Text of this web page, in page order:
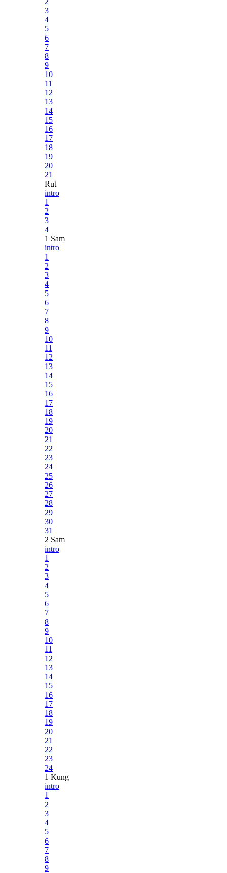
3
4
5
6
7
8
9
10
11
12
13
14
15
16
17
18
19
20
21
Rut
intro
1
2
3
4
1 Sam
intro
1
2
3
4
5
6
7
8
9
10
11
12
13
14
15
16
17
18
19
20
21
22
23
24
25
26
27
28
29
30
31
2 Sam
intro
1
2
3
4
5
6
7
8
9
10
11
12
13
14
15
16
17
18
19
20
21
22
23
24
1 Kung
intro
1
2
3
4
5
6
7
8
9